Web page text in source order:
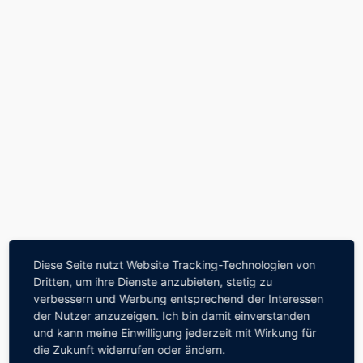
Diese Seite nutzt Website Tracking-Technologien von
Dritten, um ihre Dienste anzubieten, stetig zu
verbessern und Werbung entsprechend der Interessen
der Nutzer anzuzeigen. Ich bin damit einverstanden
und kann meine Einwilligung jederzeit mit Wirkung für
die Zukunft widerrufen oder ändern.